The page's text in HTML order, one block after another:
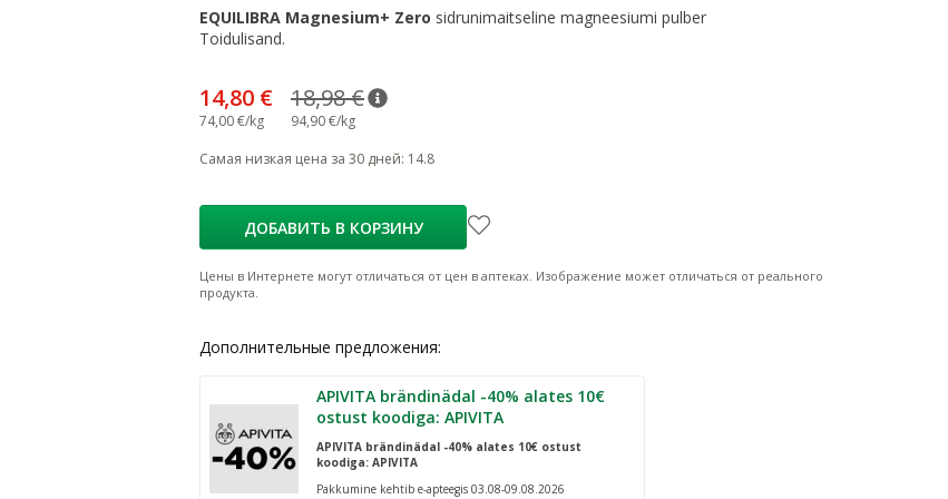
EQUILIBRA Magnesium+ Zero sidrunimaitseline magneesiumi pulber
Toidulisand.
18,98 €nõuanne
Tavaline hind
94,90 €/kg
14,80 €
74,00 €/kg
Самая низкая цена за 30 дней: 14.8
ДОБАВИТЬ В КОРЗИНУ
Цены в Интернете могут отличаться от цен в аптеках. Изображение может отличаться от реального
продукта.
Дополнительные предложения:
APIVITA brändinädal -40% alates 10€
ostust koodiga: APIVITA
APIVITA brändinädal -40% alates 10€ ostust
koodiga: APIVITA
Pakkumine kehtib e-apteegis 03.08-09.08.2026